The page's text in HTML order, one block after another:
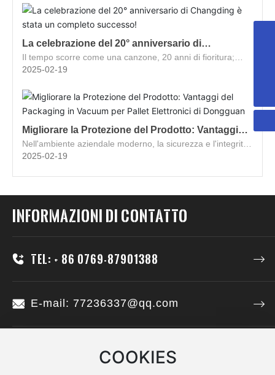
La celebrazione del 20° anniversario di
Changding è stata un completo successo!
Il tempo scorre come una canzone, 20 anni di fioritura;
celebrando insieme il compleanno, creando un domani
2025-02-19
Migliorare la Protezione del Prodotto: Vantaggi
del Packaging in Vacuum per Pallet Elettronici di
Dongguan
Nell'ambiente aziendale moderno, la sicurezza e l'integrità
dei prodotti sono cruciali.
2025-02-19
Informazioni di contatto
Tel: + 86 0769-87901388
E-mail: 77236337@qq.com
Bojian Street, città di Tangxia, città di
Dongguan, provincia del Guangdong
COOKIES
+86 0769-87901388